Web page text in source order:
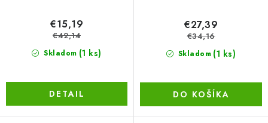
Skladom (1 ks)
€15,19
€42,14
DETAIL
Skladom (1 ks)
€27,39
€34,16
DO KOŠÍKA